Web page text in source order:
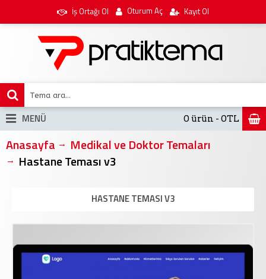
İş Ortağı Ol Oturum Aç Kayıt Ol
0 ürün - 0TL
MENÜ
Anasayfa
Medikal ve Doktor Temaları
Hastane Teması v3
HASTANE TEMASI V3